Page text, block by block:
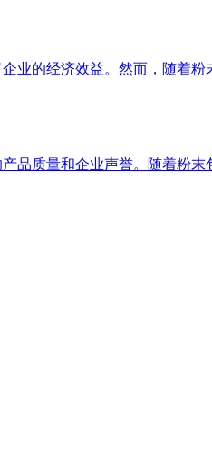
的经济效益。然而，随着
品质量和企业声誉。随着粉